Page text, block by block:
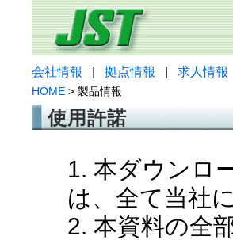
会社情報 拠点情報 求人情報
HOME > 製品情報
使用許諾
1. 本ダウンロ
は、全て当社
2. 本資料の全